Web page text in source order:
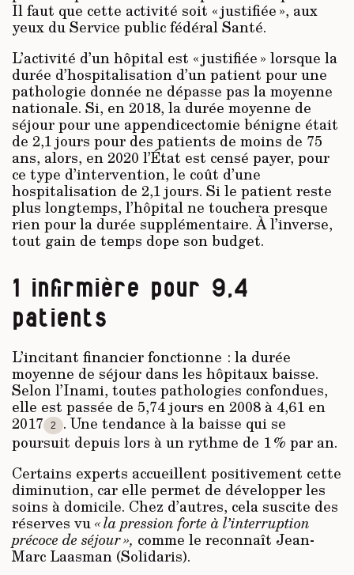
Il faut que cette activité soit « justifiée », aux
yeux du Service public fédéral Santé.
L’activité d’un hôpital est « justifiée » lorsque la
durée d’hospitalisation d’un patient pour une
pathologie donnée ne dépasse pas la moyenne
nationale. Si, en 2018, la durée moyenne de
séjour pour une appendicectomie bénigne était
de 2,1 jours pour des patients de moins de 75
ans, alors, en 2020 l’État est censé payer, pour
ce type d’intervention, le coût d’une
hospitalisation de 2,1 jours. Si le patient reste
plus longtemps, l’hôpital ne touchera presque
rien pour la durée supplémentaire. À l’inverse,
tout gain de temps dope son budget.
1 infirmière pour 9,4
patients
L’incitant financier fonctionne : la durée
moyenne de séjour dans les hôpitaux baisse.
Selon l’Inami, toutes pathologies confondues,
elle est passée de 5,74 jours en 2008 à 4,61 en
2017
2
. Une tendance à la baisse qui se
poursuit depuis lors à un rythme de 1 % par an.
Certains experts accueillent positivement cette
diminution, car elle permet de développer les
soins à domicile. Chez d’autres, cela suscite des
réserves vu« lapression forte à l’interruption
précoce de séjour », comme le reconnaît Jean-
Marc Laasman (Solidaris).